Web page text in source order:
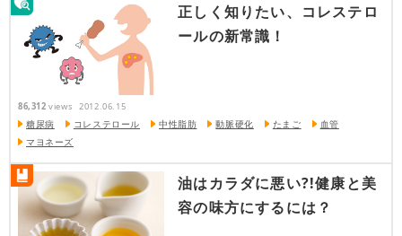
正しく知りたい、コレステロ
ールの新常識！
86,312 views 2012.06.15
糖尿病 コレステロール 中性脂肪 動脈硬化 たまご
血管
マヨネーズ
油はカラダに悪い?!健康と美
容の味方にするには？